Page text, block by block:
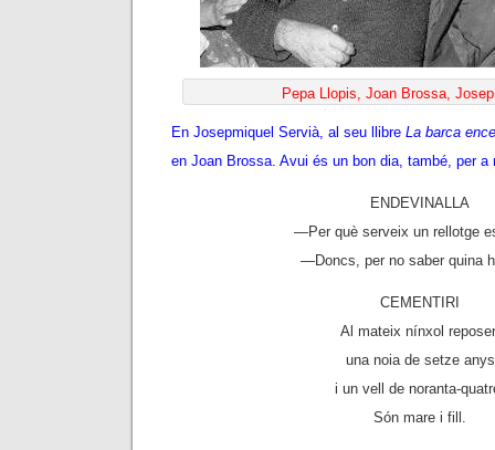
Pepa Llopis, Joan Brossa,
En Josepmiquel Servià, al seu llibre La barca
en Joan Brossa. Avui és un bon dia, també, per a
ENDEVINALLA
—Per què serveix un rellotge
—Doncs, per no saber quina
CEMENTIRI
Al mateix nínxol
una noia de setze anys
i un vell de noranta-
Són mare i fill.